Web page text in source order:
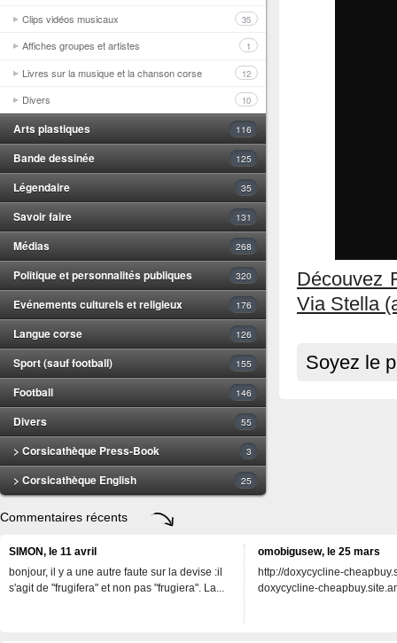
Clips vidéos musicaux 35
Affiches groupes et artistes 1
Livres sur la musique et la chanson corse 12
Divers 10
Arts plastiques 116
Bande dessinée 125
Légendaire 35
Savoir faire 131
Médias 268
Politique et personnalités publiques 320
Evénements culturels et religieux 176
Langue corse 126
Sport (sauf football) 155
Football 146
Divers 55
> Corsicathèque Press-Book 3
> Corsicathèque English 25
Découvez
Via Stella
Soyez le
Commentaires récents
SIMON, le 11 avril
bonjour, il y a une autre faute sur la devise :il
s'agit de "frugifera" et non pas "frugiera". La...
omobigusew, le 25 mars
http://doxycycline-
doxycycline-